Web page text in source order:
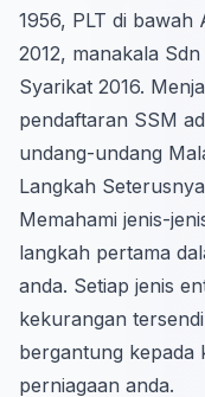
1956, PLT di bawah
2012, manakala
Syarikat 2016.
pendaftaran SSM
undang-undang
Langkah Seterusnya
Memahami jenis-
langkah pertama
anda. Setiap jenis
kekurangan
bergantung kepada
perniagaan anda.